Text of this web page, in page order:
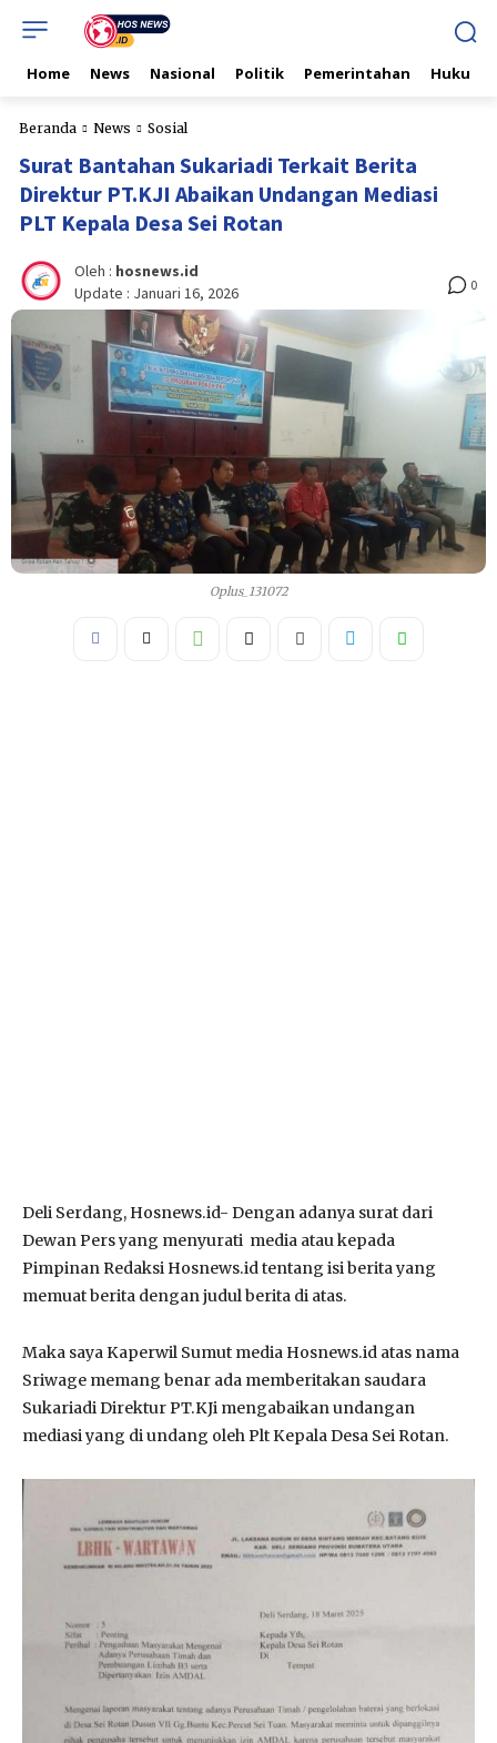
Home News Nasional Politik Pemerintahan Hukum
Beranda News Sosial
Surat Bantahan Sukariadi Terkait Berita
Direktur PT.KJI Abaikan Undangan Mediasi
PLT Kepala Desa Sei Rotan
Oleh : hosnews.id
Update : Januari 16, 2026 0
Oplus_131072
Deli Serdang, Hosnews.id- Dengan adanya surat dari
Dewan Pers yang menyurati media atau kepada
Pimpinan Redaksi Hosnews.id tentang isi berita yang
memuat berita dengan judul berita di atas.
Maka saya Kaperwil Sumut media Hosnews.id atas nama
Sriwage memang benar ada memberitakan saudara
Sukariadi Direktur PT.KJi mengabaikan undangan
mediasi yang di undang oleh Plt Kepala Desa Sei Rotan.